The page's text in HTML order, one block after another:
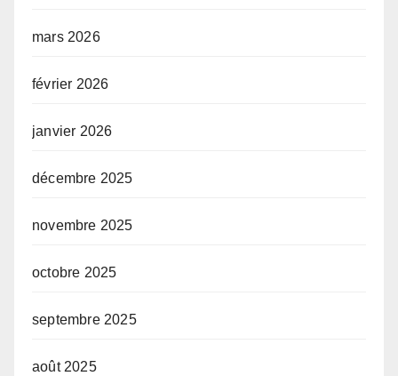
mars 2026
février 2026
janvier 2026
décembre 2025
novembre 2025
octobre 2025
septembre 2025
août 2025